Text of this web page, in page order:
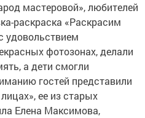
мастеровой», любителей
раскраска «Раскрасим
удовольствием
фотозонах, делали
а дети смогли
гостей представили
ее из старых
Елена Максимова,